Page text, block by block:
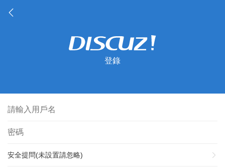
登錄
安全提問(未設置請忽略)